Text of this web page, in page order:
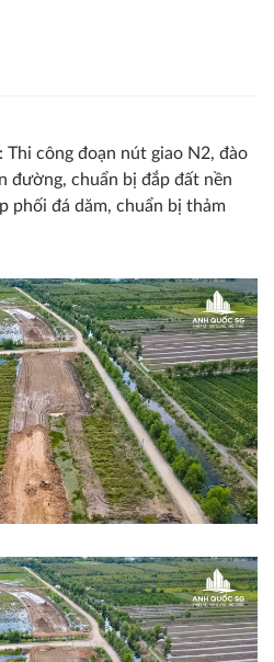
Thi công đoạn nút giao N2, đào
đường, chuẩn bị đắp đất nền
phối đá dăm, chuẩn bị thảm